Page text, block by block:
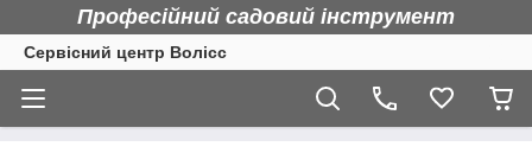
Професійний садовий інструмент
Сервісний центр Волісс